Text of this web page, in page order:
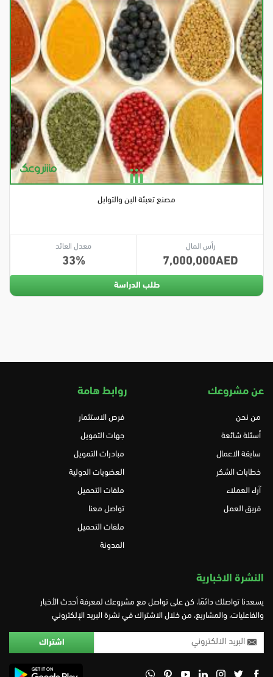
مصنع تعبئة البن والتوابل
رأس المال
7,000,000
معدل العائد
33
طلب الدراسة
عن مشروعك
من نحن
أسئلة شائعة
سابقة الاعمال
خطابات الشكر
آراء العملاء
فريق العمل
روابط هامة
فرص الاستثمار
جهات التمويل
مبادرات التمويل
العضويات الدولية
ملفات التحميل
تواصل معنا
ملفات التحميل
المدونة
النشرة الاخبارية
يسعدنا تواصلك دائمًا، كن على تواصل مع مشروعك لمعرفة أحدث الأخبار
والفاعليات، والمشاريع، من خلال الاشتراك في نشرة البريد الإلكتروني